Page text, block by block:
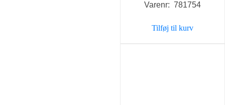
Varenr: 781754
Tilføj til kurv